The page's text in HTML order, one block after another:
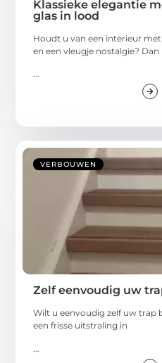
Klassieke elegantie
glas in lood
Houdt u van een interieur
en een vleugje nostalgie? Dan
...
VERBOUWEN
Zelf eenvoudig uw
Wilt u eenvoudig zelf uw trap
een frisse uitstraling in